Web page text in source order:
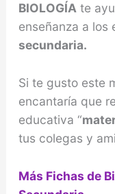
BIOLOGÍA te
enseñanza a los
secundaria.
Si te gusto este
encantaría que
educativa “
tus colegas y
Más Fichas de